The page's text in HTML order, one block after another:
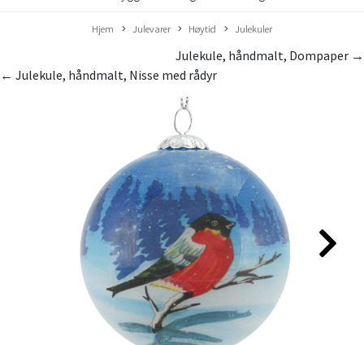
Hjem Julevarer Høytid Julekuler
Julekule, håndmalt, Dompaper →
← Julekule, håndmalt, Nisse med rådyr